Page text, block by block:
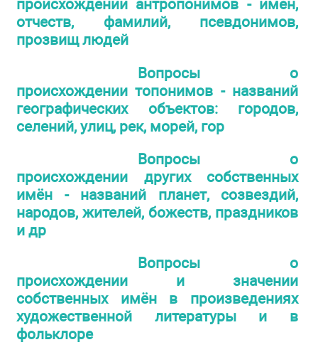
происхождении антропонимов - имён,
отчеств, фамилий, псевдонимов,
прозвищ людей
Вопросы о
происхождении топонимов - названий
географических объектов: городов,
селений, улиц, рек, морей, гор
Вопросы о
происхождении других собственных
имён - названий планет, созвездий,
народов, жителей, божеств, праздников
и др
Вопросы о
происхождении и значении
собственных имён в произведениях
художественной литературы и в
фольклоре